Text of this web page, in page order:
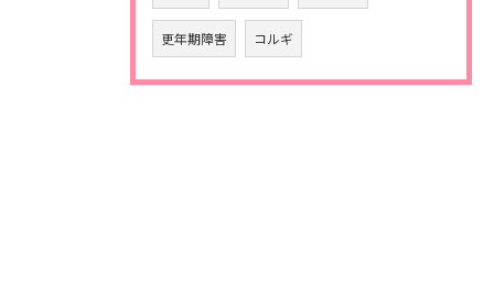
更年期障害 コルギ